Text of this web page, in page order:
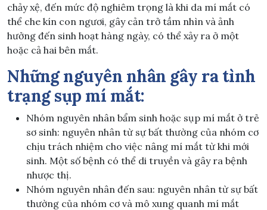
chảy xệ, đến mức độ nghiêm trọng là khi da mí mắt có
thể che kín con ngươi, gây cản trở tầm nhìn và ảnh
hưởng đến sinh hoạt hàng ngày, có thể xảy ra ở một
hoặc cả hai bên mắt.
Những nguyên nhân gây ra tình
trạng sụp mí mắt:
Nhóm nguyên nhân bẩm sinh hoặc sụp mí mắt ở trẻ
sơ sinh: nguyên nhân từ sự bất thường của nhóm cơ
chịu trách nhiệm cho việc nâng mí mắt từ khi mới
sinh. Một số bệnh có thể di truyền và gây ra bệnh
nhược thị.
Nhóm nguyên nhân đến sau: nguyên nhân từ sự bất
thường của nhóm cơ và mô xung quanh mí mắt